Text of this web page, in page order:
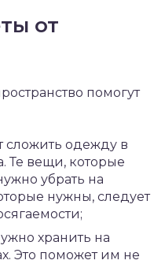
от
помогут
сложить одежду в
Те вещи, которые
убрать на
нужны, следует
хранить на
Это поможет им не